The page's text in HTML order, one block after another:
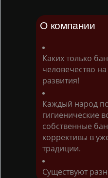
О компании
Каких только
человечество
развития!
Каждый народ
гигиенические
собственные
коррективы в
традиции.
Существуют